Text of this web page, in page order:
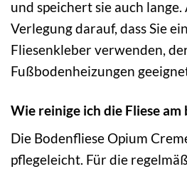
und speichert sie auch
Verlegung darauf, dass Sie
Fliesenkleber verwenden,
Fußbodenheizungen
Wie reinige ich die Fliese am
Die Bodenfliese Opium
pflegeleicht. Für die